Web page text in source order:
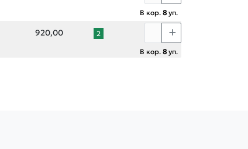
В кор. 8 уп.
920,00 2
В кор. 8 уп.